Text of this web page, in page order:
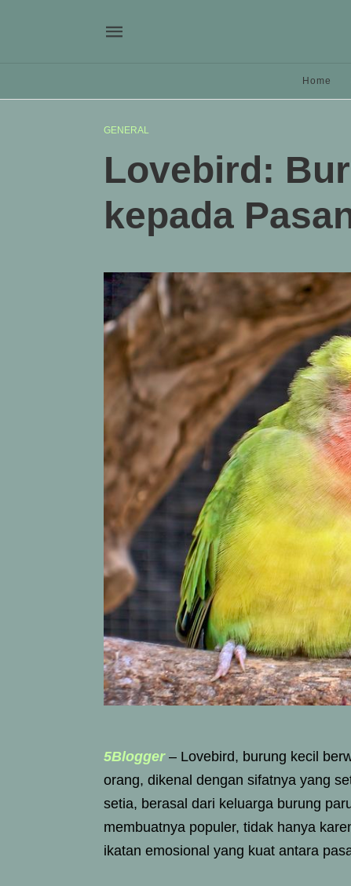
Home
GENERAL
Lovebird:
kepada
5Blogger– Lovebird, burung kecil
orang, dikenal dengan sifatnya yang
setia, berasal dari keluarga burung
membuatnya populer, tidak hanya
ikatan emosional yang kuat antara